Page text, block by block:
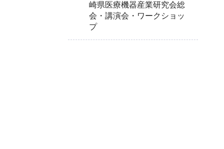
崎県医療機器産業研究会総
会・講演会・ワークショッ
プ